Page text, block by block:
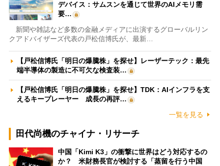
デバイス：サムスンを通じて世界のAIメモリ需
要…
新聞や雑誌など多数の金融メディアに出演するグローバルリン
クアドバイザーズ代表の戸松信博氏が、最新…
【戸松信博氏「明日の爆騰株」を探せ】レーザーテック：最先
端半導体の製造に不可欠な検査装…
【戸松信博氏「明日の爆騰株」を探せ】TDK：AIインフラを支
えるキープレーヤー 成長の再評…
一覧を見る
田代尚機のチャイナ・リサーチ
中国「Kimi K3」の衝撃に世界はどう対応するの
か？ 米財務長官が検討する「蒸留を行う中国